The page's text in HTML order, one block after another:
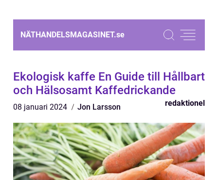
NÄTHANDELSMAGASINET.se
Ekologisk kaffe En Guide till Hållbart
och Hälsosamt Kaffedrickande
08 januari 2024 Jon Larsson redaktionel